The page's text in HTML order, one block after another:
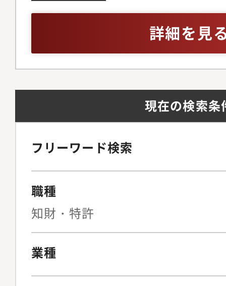
キャリアパス本人の
の幅を段階的に広げ
ポートフォリオの活
応・紛争解決にも挑
来的には、中長期の
を通じて事業成長を
に、実際の業務を担
ジションのやりがい
発部門と一体となり
て、製品や機能の知
御を行うことにより
を実感できます。さ
探求することで、市
とができ、会社とし
知財関連契約（取引
助契約等の知財関連
る役割：今回採用さ
ンバーとしてご活躍
ご経験や専門性に沿
て頂き、徐々に対応
ます。
と連携して、各特許
詳細を見
現在の検索条
フリーワード検索
職種
知財・特許
業種